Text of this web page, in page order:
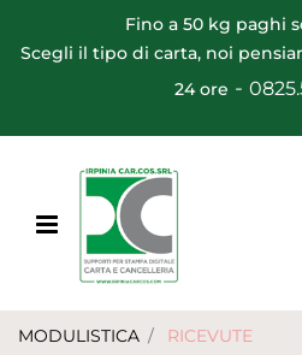
Fino a 50 kg paghi
Scegli il tipo di carta, noi
24 ore -
Open menu
MODULISTICA RICEVUTE